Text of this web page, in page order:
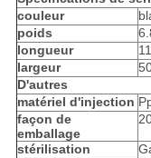
couleur
poids
longueur
largeur
D'autres
matériel d'injection
façon de
emballage
stérilisation